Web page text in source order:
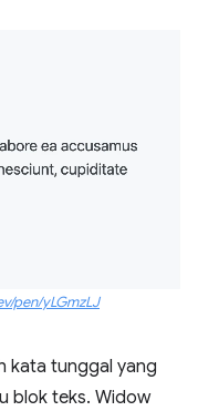
pen/yLGmzLJ
kata tunggal yang
blok teks. Widow